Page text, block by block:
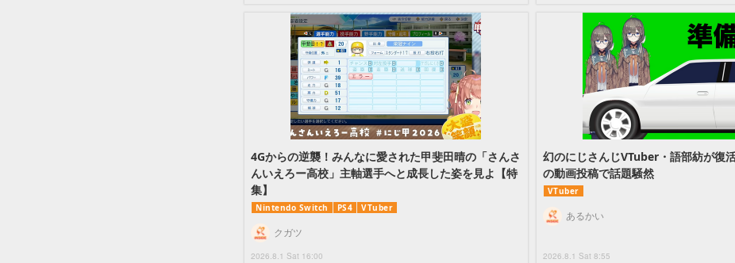
4Gからの逆襲！みんなに愛された甲斐田晴の「さんさ
んいえろー高校」主軸選手へと成長した姿を見よ【特
集】
Nintendo Switch PS4 VTuber
2026.8.1 Sat 16:00
クガツ
幻のにじさんじVTuber・語部紡が復
の動画投稿で話題騒然
VTuber
2026.8.1 Sat 8:55
あるかい